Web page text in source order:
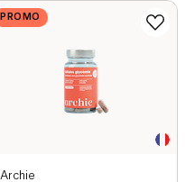
PROMO
Archie